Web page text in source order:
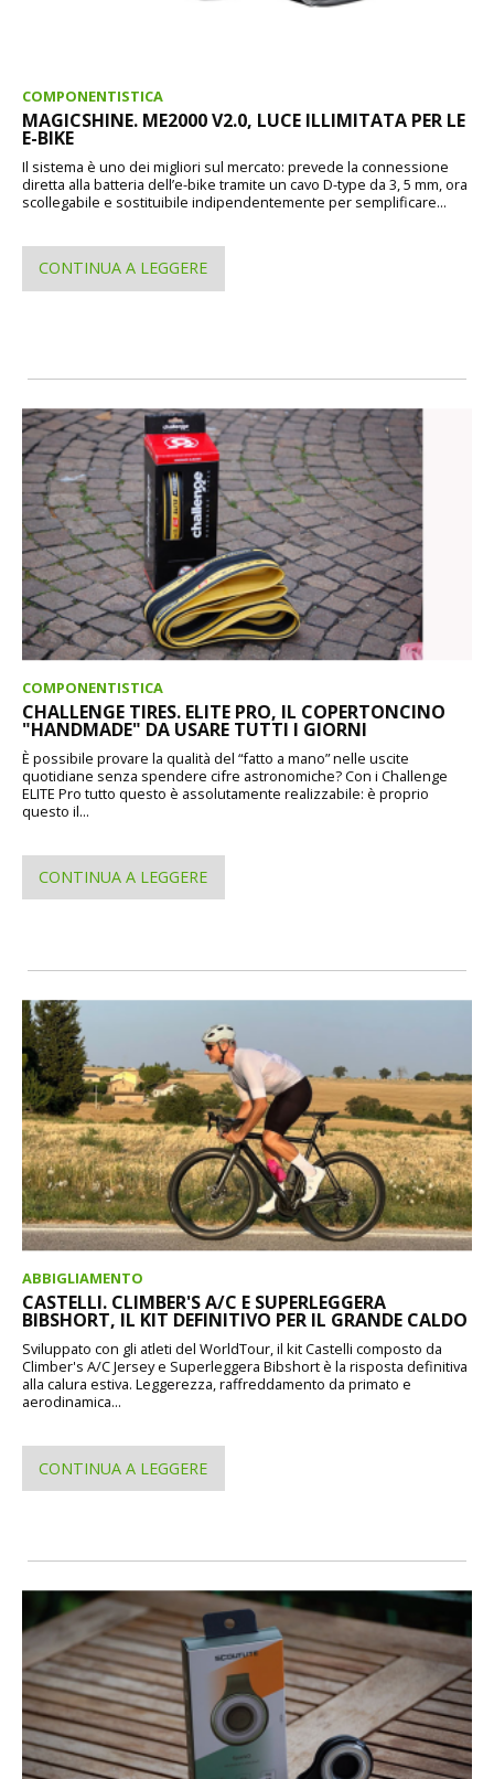
COMPONENTISTICA
MAGICSHINE. ME2000 V2.0, LUCE ILLIMITATA PER LE
E-BIKE
Il sistema è uno dei migliori sul mercato: prevede la connessione
diretta alla batteria dell’e-bike tramite un cavo D-type da 3, 5 mm, ora
scollegabile e sostituibile indipendentemente per semplificare...
CONTINUA A LEGGERE
COMPONENTISTICA
CHALLENGE TIRES. ELITE PRO, IL COPERTONCINO
"HANDMADE" DA USARE TUTTI I GIORNI
È possibile provare la qualità del “fatto a mano” nelle uscite
quotidiane senza spendere cifre astronomiche? Con i Challenge
ELITE Pro tutto questo è assolutamente realizzabile: è proprio
questo il...
CONTINUA A LEGGERE
ABBIGLIAMENTO
CASTELLI. CLIMBER'S A/C E SUPERLEGGERA
BIBSHORT, IL KIT DEFINITIVO PER IL GRANDE CALDO
Sviluppato con gli atleti del WorldTour, il kit Castelli composto da
Climber's A/C Jersey e Superleggera Bibshort è la risposta definitiva
alla calura estiva. Leggerezza, raffreddamento da primato e
aerodinamica...
CONTINUA A LEGGERE